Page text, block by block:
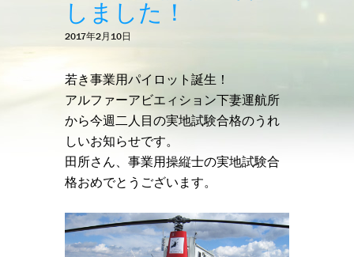
しました！
2017年2月10日
若き事業用パイロット誕生！
アルファーアビエィション下妻運航所
から今週二人目の実地試験合格のうれ
しいお知らせです。
田所さん、事業用操縦士の実地試験合
格おめでとうございます。